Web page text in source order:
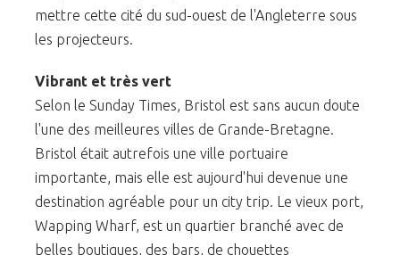
mettre cette cité du sud-ouest de l'Angleterre sous
les projecteurs.
Vibrant et très vert
Selon le Sunday Times, Bristol est sans aucun doute
l'une des meilleures villes de Grande-Bretagne.
Bristol était autrefois une ville portuaire
importante, mais elle est aujourd'hui devenue une
destination agréable pour un city trip. Le vieux port,
Wapping Wharf, est un quartier branché avec de
belles boutiques, des bars, de chouettes